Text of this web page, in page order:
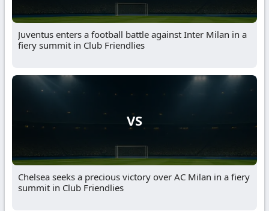
Juventus enters a football battle against Inter Milan in a
fiery summit in Club Friendlies
VS
Chelsea seeks a precious victory over AC Milan in a fiery
summit in Club Friendlies